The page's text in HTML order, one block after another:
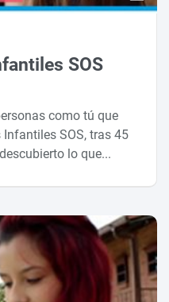
SOS
como tú que
SOS, tras 45
lo que...